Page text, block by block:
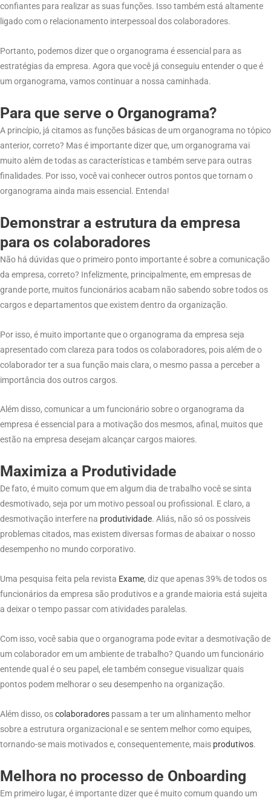
confiantes para realizar as suas funções. Isso também está altamente
ligado com o relacionamento interpessoal dos colaboradores.
Portanto, podemos dizer que o organograma é essencial para as
estratégias da empresa. Agora que você já conseguiu entender o que é
um organograma, vamos continuar a nossa caminhada.
Para que serve o Organograma?
A princípio, já citamos as funções básicas de um organograma no tópico
anterior, correto? Mas é importante dizer que, um organograma vai
muito além de todas as características e também serve para outras
finalidades. Por isso, você vai conhecer outros pontos que tornam o
organograma ainda mais essencial. Entenda!
Demonstrar a estrutura da empresa
para os colaboradores
Não há dúvidas que o primeiro ponto importante é sobre a comunicação
da empresa, correto? Infelizmente, principalmente, em empresas de
grande porte, muitos funcionários acabam não sabendo sobre todos os
cargos e departamentos que existem dentro da organização.
Por isso, é muito importante que o organograma da empresa seja
apresentado com clareza para todos os colaboradores, pois além de o
colaborador ter a sua função mais clara, o mesmo passa a perceber a
importância dos outros cargos.
Além disso, comunicar a um funcionário sobre o organograma da
empresa é essencial para a motivação dos mesmos, afinal, muitos que
estão na empresa desejam alcançar cargos maiores.
Maximiza a Produtividade
De fato, é muito comum que em algum dia de trabalho você se sinta
desmotivado, seja por um motivo pessoal ou profissional. E claro, a
desmotivação interfere na produtividade. Aliás, não só os possíveis
problemas citados, mas existem diversas formas de abaixar o nosso
desempenho no mundo corporativo.
Uma pesquisa feita pela revista Exame, diz que apenas 39% de todos os
funcionários da empresa são produtivos e a grande maioria está sujeita
a deixar o tempo passar com atividades paralelas.
Com isso, você sabia que o organograma pode evitar a desmotivação de
um colaborador em um ambiente de trabalho? Quando um funcionário
entende qual é o seu papel, ele também consegue visualizar quais
pontos podem melhorar o seu desempenho na organização.
Além disso, oscolaboradores passam a ter um alinhamento melhor
sobre a estrutura organizacional e se sentem melhor como equipes,
tornando-se mais motivados e, consequentemente, mais produtivos.
Melhora no processo de Onboarding
Em primeiro lugar, é importante dizer que é muito comum quando um